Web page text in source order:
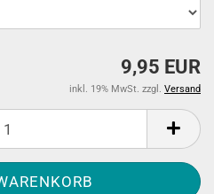
9,95 EUR
inkl. 19% MwSt. zzgl. Versand